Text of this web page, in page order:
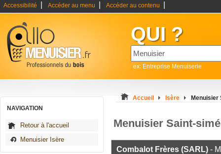
Accessibilité Accéder au menu Accéder au contenu
QUI ?
ex: Entreprise Menuiserie
NAVIGATION
Retour à l'accueil
Menuisier Isère
Accueil Isère Menuisier
Menuisier Saint-
Combalot Frères (SARL) -